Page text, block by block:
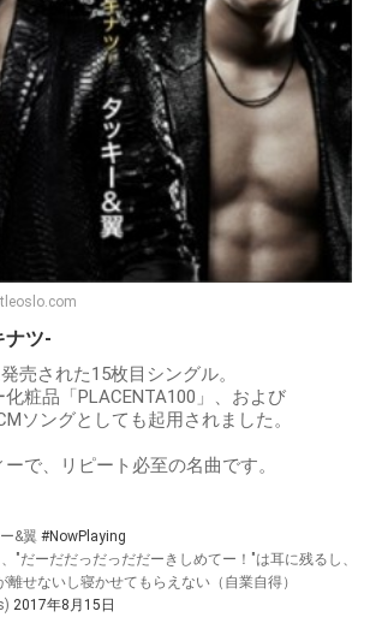
ナツ-
売された15枚目シングル。
粧品「PLACENTA100」、および
ソングとしても起用されました。
で、リピート必至の名曲です。
&翼 #NowPlaying
"だーだだっだっだだーきしめてー！"は耳に残るし、
せないし寝かせてもらえない（自業自得）
2017年8月15日